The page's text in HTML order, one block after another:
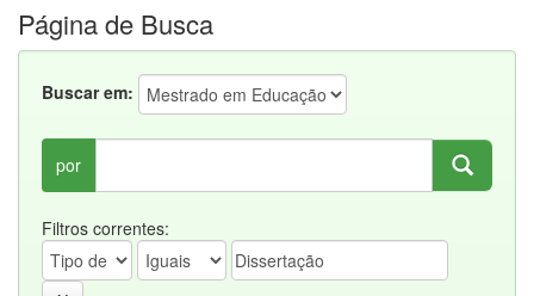
Página de Busca
Buscar em:
por
Filtros correntes: